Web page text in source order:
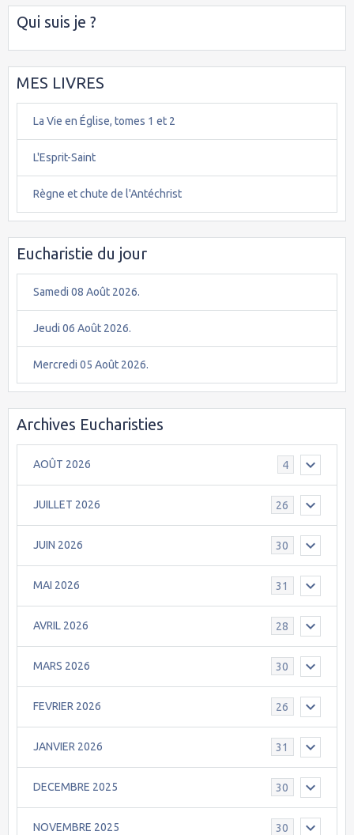
Qui suis je ?
MES LIVRES
La Vie en Église, tomes 1 et 2
L'Esprit-Saint
Règne et chute de l'Antéchrist
Eucharistie du jour
Samedi 08 Août 2026.
Jeudi 06 Août 2026.
Mercredi 05 Août 2026.
Archives Eucharisties
AOÛT 2026 4
JUILLET 2026 26
JUIN 2026 30
MAI 2026 31
AVRIL 2026 28
MARS 2026 30
FEVRIER 2026 26
JANVIER 2026 31
DECEMBRE 2025 30
NOVEMBRE 2025 30